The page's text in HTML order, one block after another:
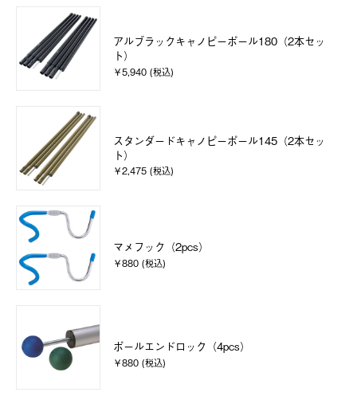
アルブラックキャノピーポール180（2本セッ
ト）
￥5,940 (税込)
スタンダードキャノピーポール145（2本セッ
ト）
￥2,475 (税込)
マメフック（2pcs）
￥880 (税込)
ポールエンドロック（4pcs）
￥880 (税込)